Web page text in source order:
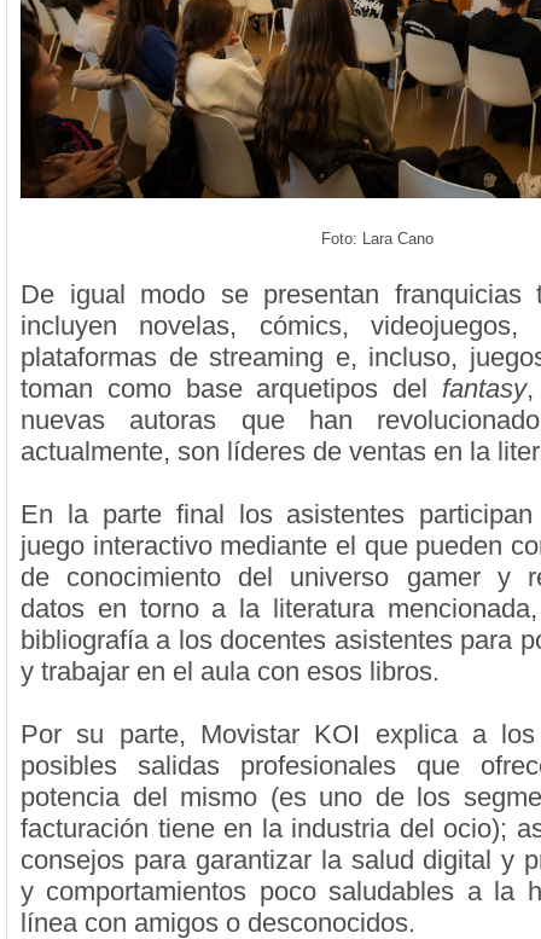
Foto: Lara Cano
De igual modo se presentan franquicias
incluyen novelas, cómics, videojuegos,
plataformas de streaming e, incluso,
toman como base arquetipos del fantasy,
nuevas autoras que han
actualmente, son líderes de ventas en la
En la parte final los asistentes
juego interactivo mediante el que pueden
de conocimiento del universo gamer y
datos en torno a la literatura
bibliografía a los docentes asistentes para
y trabajar en el aula con esos libros.
Por su parte, Movistar KOI explica a
posibles salidas profesionales que
potencia del mismo (es uno de los
facturación tiene en la industria del ocio);
consejos para garantizar la salud digital y
y comportamientos poco saludables a la
línea con amigos o desconocidos.